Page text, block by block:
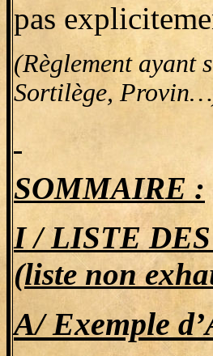
pas
(Règlement ayant
Sortilège,
SOMMAIRE :
I / LISTE
(liste non
A/ Exemple